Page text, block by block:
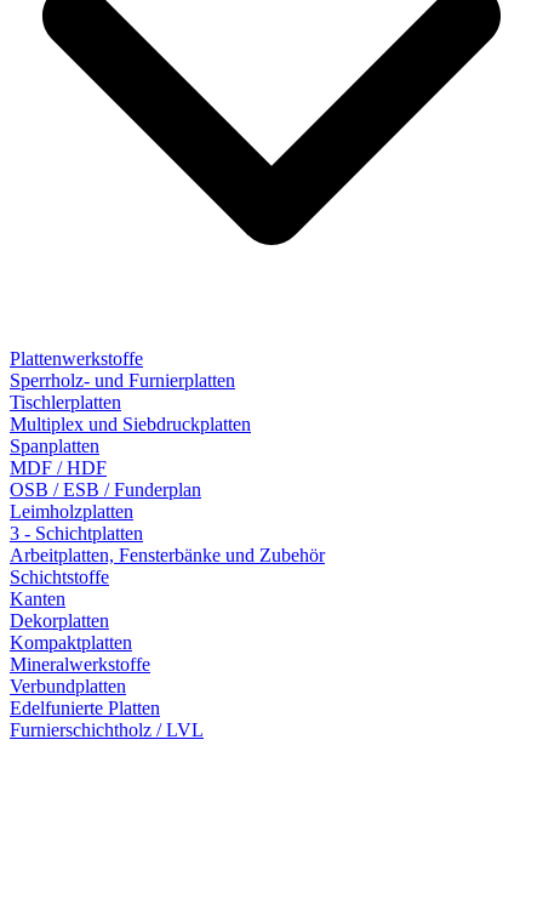
Plattenwerkstoffe
Sperrholz- und Furnierplatten
Tischlerplatten
Multiplex und Siebdruckplatten
Spanplatten
MDF / HDF
OSB / ESB / Funderplan
Leimholzplatten
3 - Schichtplatten
Arbeitplatten, Fensterbänke und Zubehör
Schichtstoffe
Kanten
Dekorplatten
Kompaktplatten
Mineralwerkstoffe
Verbundplatten
Edelfunierte Platten
Furnierschichtholz / LVL